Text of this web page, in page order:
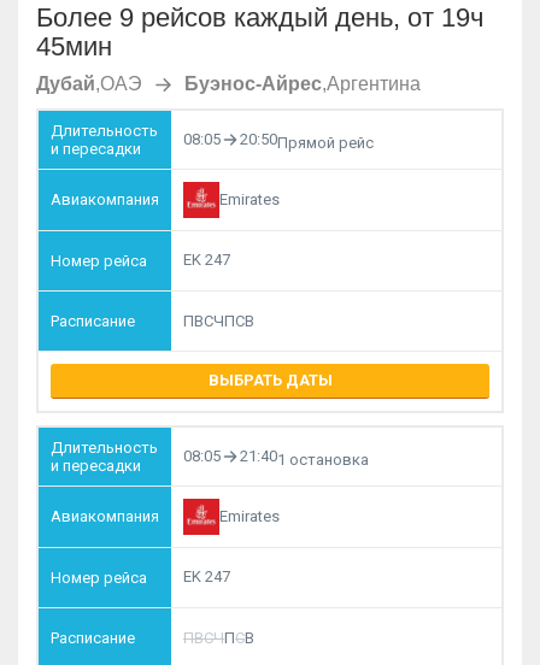
Более 9 рейсов каждый день, от 19ч
45мин
Дубай,ОАЭ Буэнос-Айрес,Аргентина
08:05 20:50Прямой рейс
Emirates
EK 247
ПВСЧПСВ
ВЫБРАТЬ ДАТЫ
08:05 21:401 остановка
Emirates
EK 247
ПВСЧПСВ